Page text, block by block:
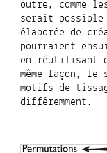
outre, comme
serait possible
élaborée de
pourraient
en réutilisant
même façon,
motifs de
différemment.